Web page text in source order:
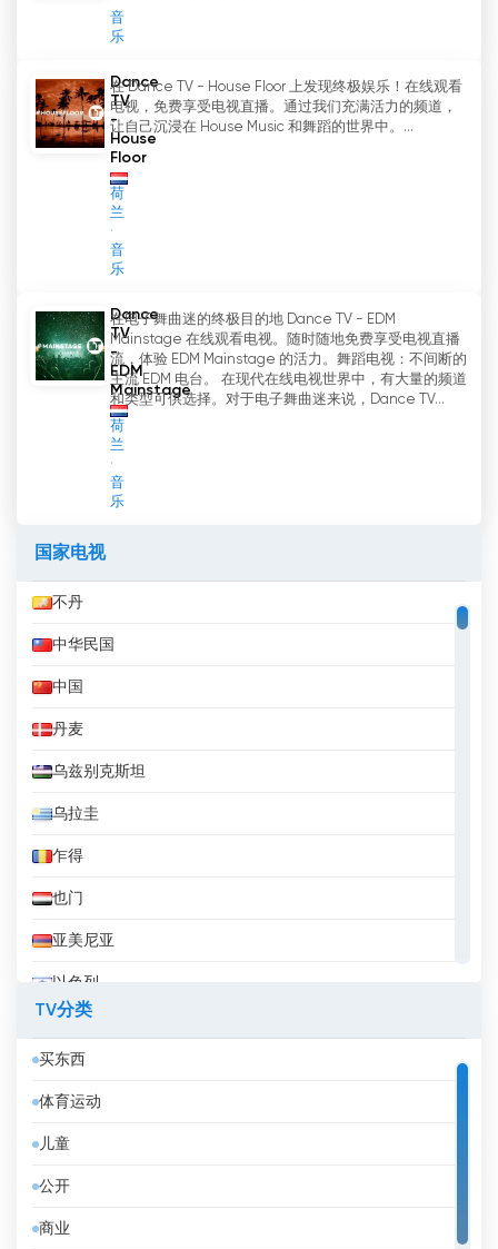
音
乐
Dance
TV
-
House
Floor
荷
兰
音
乐
在 Dance TV - House Floor 上发现终极娱乐！在线观看
电视，免费享受电视直播。通过我们充满活力的频道，
让自己沉浸在 House Music 和舞蹈的世界中。...
Dance
TV
-
EDM
Mainstage
荷
兰
音
乐
在电子舞曲迷的终极目的地 Dance TV - EDM
Mainstage 在线观看电视。随时随地免费享受电视直播
流，体验 EDM Mainstage 的活力。舞蹈电视：不间断的
主流 EDM 电台。 在现代在线电视世界中，有大量的频道
和类型可供选择。对于电子舞曲迷来说，Dance TV...
国家电视
不丹
中华民国
中国
丹麦
乌兹别克斯坦
乌拉圭
乍得
也门
亚美尼亚
以色列
伊拉克库尔德斯坦
伊朗
伯利兹
佛得角
俄罗斯
TV分类
买东西
体育运动
儿童
公开
商业